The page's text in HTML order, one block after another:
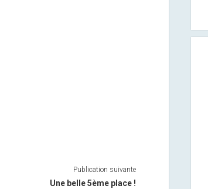
Publication suivante
Une belle 5ème place !